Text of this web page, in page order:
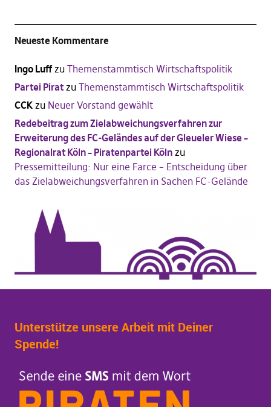
Neueste Kommentare
Ingo Luffzu Themenstammtisch Wirtschaftspolitik
Partei Piratzu Themenstammtisch Wirtschaftspolitik
CCKzu Neuer Vorstand gewählt
Redebeitrag zum Zielabweichungsverfahren zur
Erweiterung des FC-Geländes auf der Gleueler Wiese –
Regionalrat Köln – Piratenpartei Kölnzu
Pressemitteilung: Nur eine Farce – Entscheidung über
das Zielabweichungsverfahren in Sachen FC-Gelände
Unterstütze unsere Arbeit mit Deiner
Spende!